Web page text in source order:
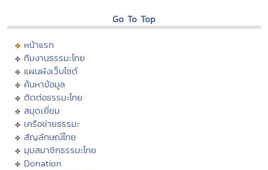
Go To Top
หน้าแรก
ทีมงานธรรมะไทย
แผนผังเว็บไซต์
ค้นหาข้อมูล
ติดต่อธรรมะไทย
สมุดเยี่ยม
เครือข่ายธรรมะ
สัญลักษณ์ไทย
มุมสมาชิกธรรมะไทย
Donation